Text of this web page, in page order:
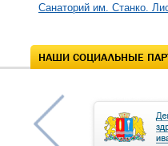
Санаторий им. Станко.
НАШИ СОЦИАЛЬНЫЕ